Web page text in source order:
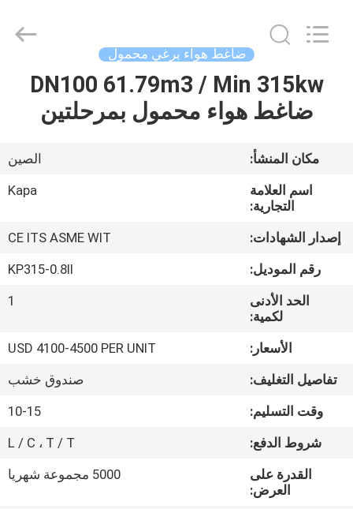
بيت
فيديوهات
معلومات
جولة
المصنع
رقابة
جودة
Technology
Reserved.
ضاغط هواء برغي محمول
DN100 61.79m3 / Min 315kw
ضاغط هواء محمول بمرحلتين
مكان المنشأ:
الصين
اسم العلامة
التجارية:
Kapa
إصدار الشهادات:
CE ITS ASME WIT
رقم الموديل:
KP315-0.8II
الحد الأدنى
لكمية:
1
الأسعار:
USD 4100-4500 PER UNIT
تفاصيل التغليف:
صندوق خشب
وقت التسليم:
10-15
شروط الدفع:
L / C ، T / T
القدرة على
العرض:
5000 مجموعة شهريا